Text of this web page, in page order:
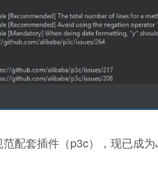
配套插件（p3c），现已成